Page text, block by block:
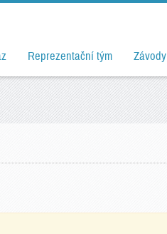
Reprezentační tým Závody